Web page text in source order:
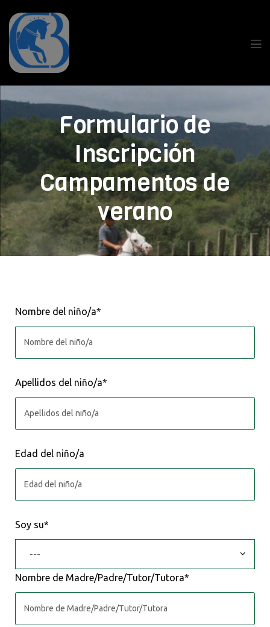
Formulario de
Inscripción
Campamentos de
verano
Nombre del niño/a*
Apellidos del niño/a*
Edad del niño/a
Soy su*
Nombre de Madre/Padre/Tutor/Tutora*